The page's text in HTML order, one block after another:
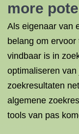
more
Als eigenaar van
belang om
vindbaar is in
optimaliseren
zoekresultaten
algemene
tools van pas